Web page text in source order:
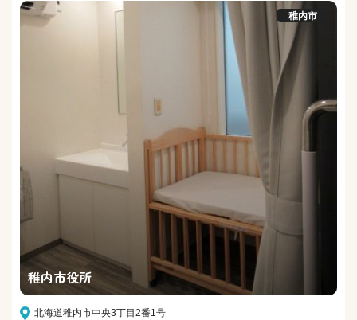
稚内市
稚内市役所
北海道稚内市中央3丁目2番1号